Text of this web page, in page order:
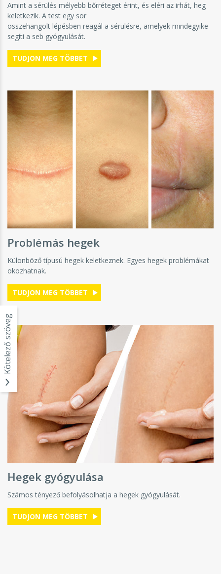
Amint a sérülés mélyebb bőrréteget érint, és eléri az irhát, heg
keletkezik. A test egy sor
összehangolt lépésben reagál a sérülésre, amelyek mindegyike
segíti a seb gyógyulását.
TUDJON MEG TÖBBET
Problémás hegek
Különböző típusú hegek keletkeznek. Egyes hegek problémákat
okozhatnak.
TUDJON MEG TÖBBET
Hegek gyógyulása
Számos tényező befolyásolhatja a hegek gyógyulását.
TUDJON MEG TÖBBET
Kötelező szöveg